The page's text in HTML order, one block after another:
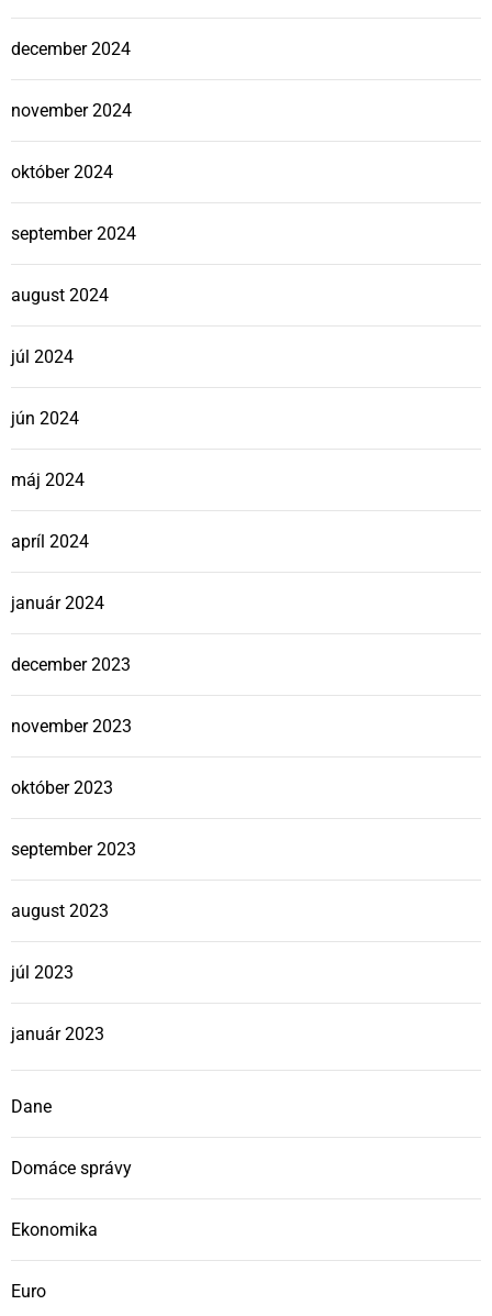
december 2024
november 2024
október 2024
september 2024
august 2024
júl 2024
jún 2024
máj 2024
apríl 2024
január 2024
december 2023
november 2023
október 2023
september 2023
august 2023
júl 2023
január 2023
Dane
Domáce správy
Ekonomika
Euro